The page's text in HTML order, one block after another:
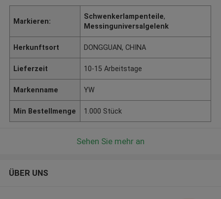
Markieren:
Schwenkerlampenteile,
Messinguniversalgelenk
Herkunftsort DONGGUAN, CHINA
Lieferzeit 10-15 Arbeitstage
Markenname YW
Min Bestellmenge 1.000 Stück
Sehen Sie mehr an
ÜBER UNS